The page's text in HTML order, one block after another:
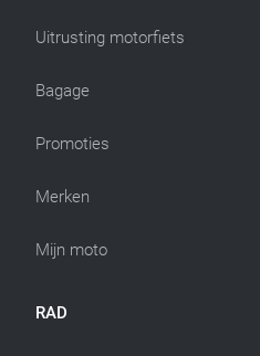
Uitrusting motorfiets
Bagage
Promoties
Merken
Mijn moto
RAD